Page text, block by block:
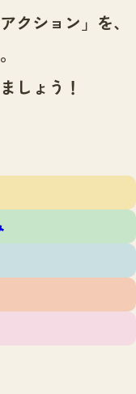
クション」を、
しょう！